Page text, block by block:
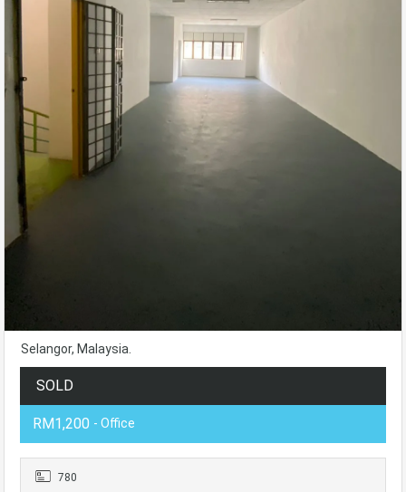
Selangor, Malaysia.
SOLD
RM1,200 - Office
780